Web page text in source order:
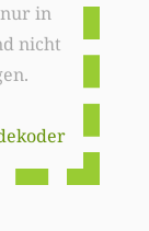
in
nicht